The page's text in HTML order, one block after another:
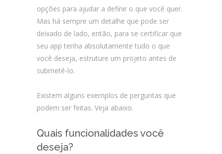
opções para ajudar a definir o que você quer.
Mas há sempre um detalhe que pode ser
deixado de lado, então, para se certificar que
seu app tenha absolutamente tudo o que
você deseja, estruture um projeto antes de
submetê-lo.
Existem alguns exemplos de perguntas que
podem ser feitas. Veja abaixo.
Quais funcionalidades você
deseja?